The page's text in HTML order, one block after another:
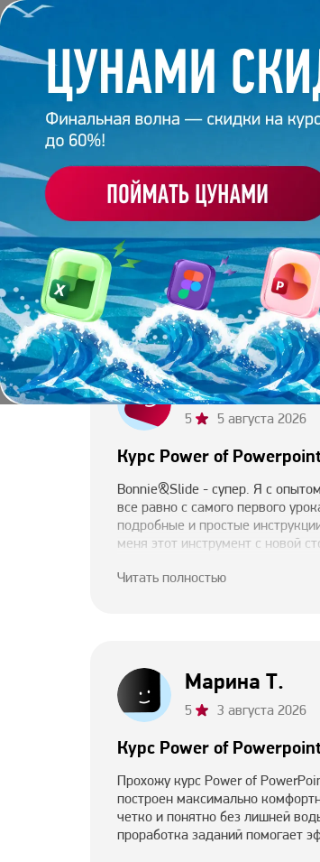
Главная
ОТЗЫВЫ
СВЕЖИЕ ОТЗЫВЫ
Евгения
5 5 августа 2026
Курс Power of
Bonnie&Slide - супер. Я с
все равно с самого первого
подробные и простые
меня этот инструмент с новой
Читать полностью
Марина Т.
5 3 августа 2026
Курс Power of
Прохожу курс Power of
построен максимально
четко и понятно без лишней
проработка заданий помогает